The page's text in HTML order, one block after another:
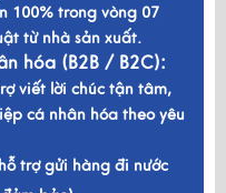
100% trong vòng 07
từ nhà sản xuất.
hóa (B2B / B2C):
viết lời chúc tận tâm,
cá nhân hóa theo yêu
trợ gửi hàng đi nước